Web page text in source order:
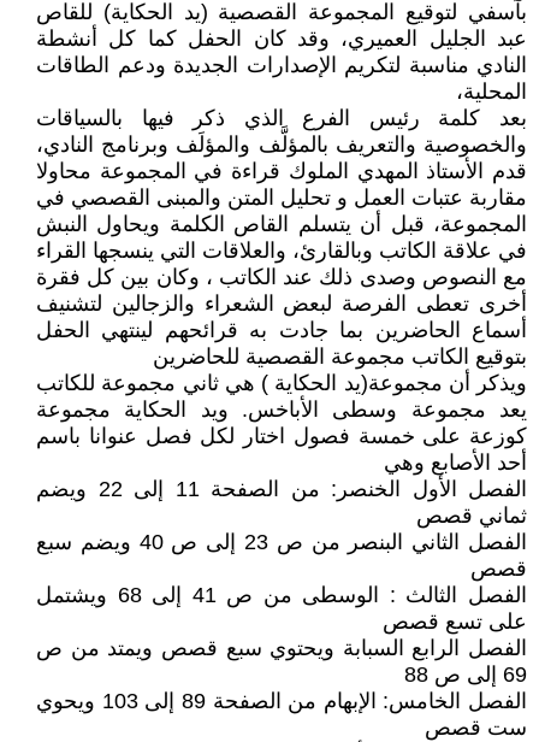
بآسفي لتوقيع المجموعة القصصية (يد الحكاية) للقاص
عبد الجليل العميري، وقد كان الحفل كما كل أنشطة
النادي مناسبة لتكريم الإصدارات الجديدة ودعم الطاقات
المحلية،
بعد كلمة رئيس الفرع الذي ذكر فيها بالسياقات
والخصوصية والتعريف بالمؤلَّف والمؤلَف وبرنامج النادي،
قدم الأستاذ المهدي الملوك قراءة في المجموعة محاولا
مقاربة عتبات العمل و تحليل المتن والمبنى القصصي في
المجموعة، قبل أن يتسلم القاص الكلمة ويحاول النبش
في علاقة الكاتب وبالقارئ، والعلاقات التي ينسجها القراء
مع النصوص وصدى ذلك عند الكاتب ، وكان بين كل فقرة
أخرى تعطى الفرصة لبعض الشعراء والزجالين لتشنيف
أسماع الحاضرين بما جادت به قرائحهم لينتهي الحفل
بتوقيع الكاتب مجموعة القصصية للحاضرين
ويذكر أن مجموعة(يد الحكاية ) هي ثاني مجموعة للكاتب
يعد مجموعة وسطى الأباخس. ويد الحكاية مجموعة
كوزعة على خمسة فصول اختار لكل فصل عنوانا باسم
أحد الأصابع وهي
الفصل الأول الخنصر: من الصفحة 11 إلى 22 ويضم
ثماني قصص
الفصل الثاني البنصر من ص 23 إلى ص 40 ويضم سبع
قصص
الفصل الثالث : الوسطى من ص 41 إلى 68 ويشتمل
على تسع قصص
الفصل الرابع السبابة ويحتوي سبع قصص ويمتد من ص
69 إلى ص 88
الفصل الخامس: الإبهام من الصفحة 89 إلى 103 ويحوي
ست قصص